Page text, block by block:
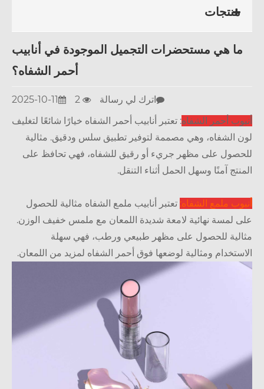
منتجات
ما هي مستحضرات التجميل الموجودة في أنابيب
أحمر الشفاه؟
2025-10-11 2
اترك لي رسالة
أحمر الشفاه: تعتبر أنابيب أحمر الشفاه خيارًا شائعًا لتغليف
الشفاه، وهي مصممة لتوفير تطبيق سلس ودقيق. مثالية
على مظهر جريء أو رقيق للشفاه، فهي تحافظ على
آمنًا وسهل الحمل أثناء التنقل.
ملمع الشفاه: تعتبر أنابيب ملمع الشفاه مثالية للحصول
لمسة نهائية لامعة شديدة اللمعان مع ملمس خفيف الوزن.
للحصول على مظهر طبيعي ورطب، فهي سهلة
ومثالية لوضعها فوق أحمر الشفاه لمزيد من اللمعان.